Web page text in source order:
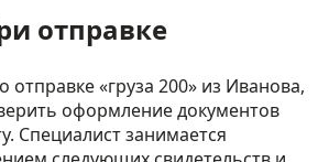
отправке
отправке «груза 200» из Иванова,
оформление документов
Специалист занимается